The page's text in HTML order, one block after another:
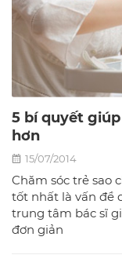
5 bí quyết
hơn
15/07/2014
Chăm sóc trẻ sao
tốt nhất là vấn đề
trung tâm bác sĩ
đơn giản